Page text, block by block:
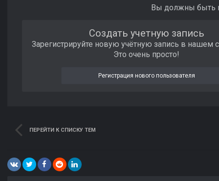
Вы должны быть
Создать учетную запись
Зарегистрируйте новую учётную запись в нашем
Это очень просто!
Регистрация нового пользователя
ПЕРЕЙТИ К СПИСКУ ТЕМ